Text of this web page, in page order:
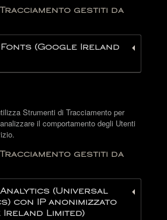
gestiti da
(Google Ireland
Strumenti di Tracciamento per
il comportamento degli Utenti
gestiti da
(Universal
con IP anonimizzato
Ireland Limited)